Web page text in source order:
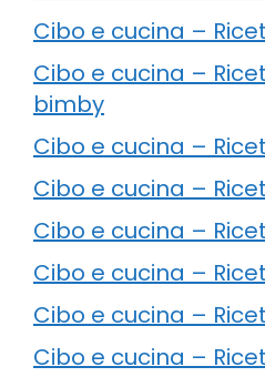
Cibo e cucina –
Cibo e cucina –
bimby
Cibo e cucina –
Cibo e cucina –
Cibo e cucina –
Cibo e cucina –
Cibo e cucina –
Cibo e cucina –